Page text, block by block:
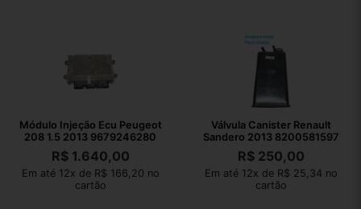
Módulo Injeção Ecu Peugeot
208 1.5 2013 9679246280
R$1.640,00
Em até 12x de R$ 166,20 no
cartão
Válvula Canister Renault
Sandero 2013 8200581597
R$250,00
Em até 12x de R$ 25,34 no
cartão